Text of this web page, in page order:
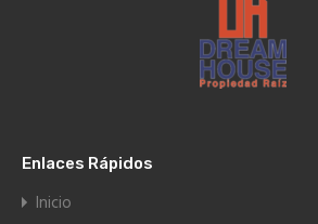
Enlaces Rápidos
Inicio